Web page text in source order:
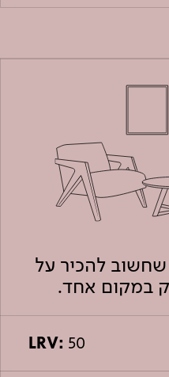
שחשוב להכיר על
במקום אחד.
LRV: 50